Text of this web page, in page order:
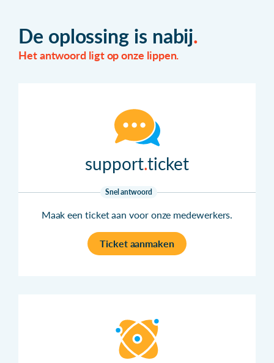
De oplossing is nabij
Het antwoord ligt op onze lippen.
support ticket
Snel antwoord
Maak een ticket aan voor onze medewerkers.
Ticket aanmaken